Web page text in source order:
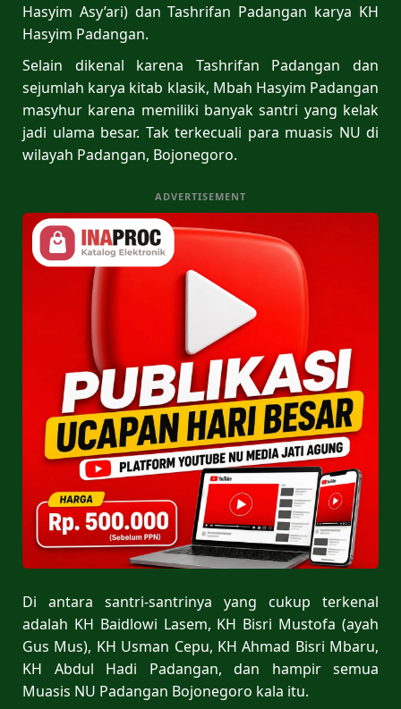
Hasyim Asy’ari) dan Tashrifan Padangan karya KH
Hasyim Padangan.
Selain dikenal karena Tashrifan Padangan dan
sejumlah karya kitab klasik, Mbah Hasyim Padangan
masyhur karena memiliki banyak santri yang kelak
jadi ulama besar. Tak terkecuali para muasis NU di
wilayah Padangan, Bojonegoro.
ADVERTISEMENT
Di antara santri-santrinya yang cukup terkenal
adalah KH Baidlowi Lasem, KH Bisri Mustofa (ayah
Gus Mus), KH Usman Cepu, KH Ahmad Bisri Mbaru,
KH Abdul Hadi Padangan, dan hampir semua
Muasis NU Padangan Bojonegoro kala itu.